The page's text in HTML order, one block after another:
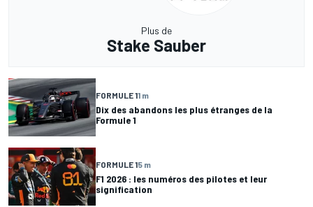
Plus de
Stake Sauber
FORMULE 11 m
Dix des abandons les plus étranges de la
Formule 1
FORMULE 15 m
F1 2026 : les numéros des pilotes et leur
signification